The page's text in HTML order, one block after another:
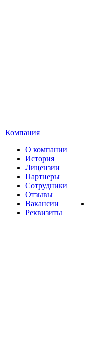
Компания
О компании
История
Лицензии
Партнеры
Сотрудники
Отзывы
Вакансии
Реквизиты